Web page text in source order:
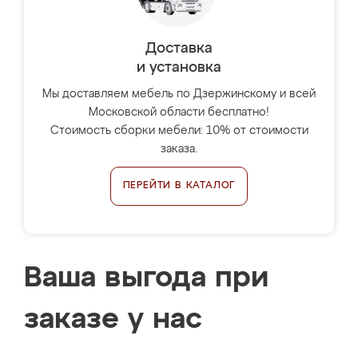
Доставка
и установка
Мы доставляем мебель по Дзержинскому и всей
Московской области бесплатно!
Стоимость сборки мебели: 10% от стоимости
заказа.
ПЕРЕЙТИ В КАТАЛОГ
Ваша выгода при
заказе у нас